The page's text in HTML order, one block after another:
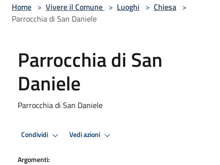
Home > Vivere il Comune > Luoghi > Chiesa >
Parrocchia di San Daniele
Parrocchia di San
Daniele
Parrocchia di San Daniele
Condividi Vedi azioni
Argomenti: